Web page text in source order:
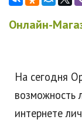
Онлайн-
На сегодня
возможность
интернете